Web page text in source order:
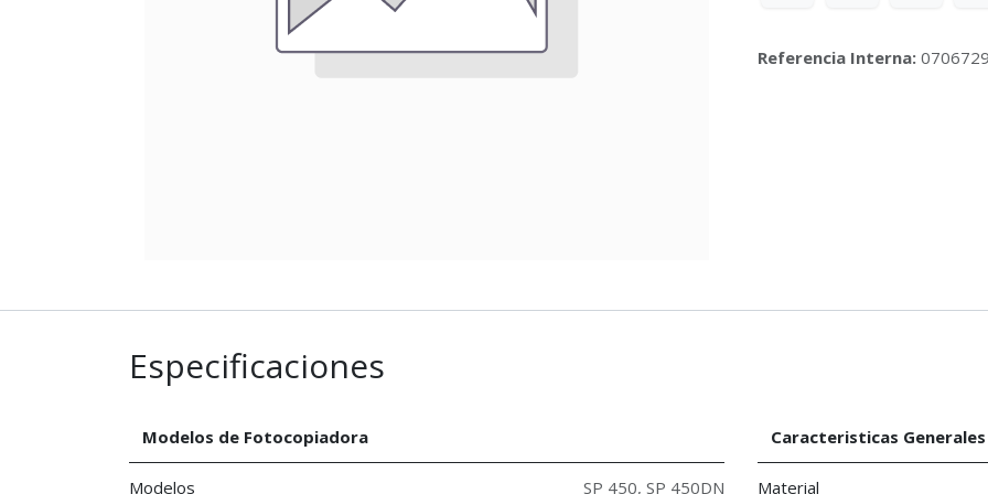
Referencia Interna:
Especificaciones
Modelos de Fotocopiadora
Modelos SP 450, SP 450DN
Caracteristicas Generales
Material